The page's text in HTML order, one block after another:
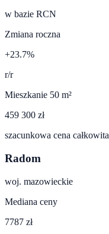
w bazie RCN
Zmiana roczna
+23.7%
r/r
Mieszkanie 50 m²
459 300 zł
szacunkowa cena całkowita
Radom
woj. mazowieckie
Mediana ceny
7787 zł